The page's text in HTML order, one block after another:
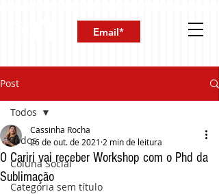
Post
Todos
Coluna Social
Categoria sem título
Todos
O Cariri vai receber Workshop com o Phd da
Sublimação
Cassinha Rocha
26 de out. de 2021 2 min de leitura